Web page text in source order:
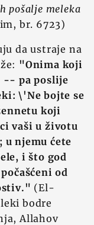
pošalje meleka
br. 6723)
da ustraje na
"Onima koji
-- pa poslije
\'Ne bojte se
koji
vaši u životu
u njemu ćete
i što god
od
(El-
bodre
Allahov